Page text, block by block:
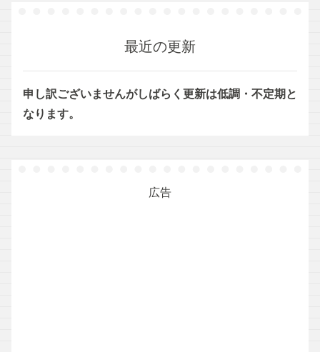
最近の更新
申し訳ございませんがしばらく更新は低調・不定期と
なります。
広告